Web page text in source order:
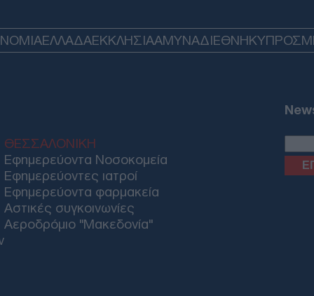
ΕΛΛΑΔΑΕΚΚΛΗΣΙΑΑΜΥΝΑΔΙΕΘΝΗΚΥΠΡΟΣ
ΘΕΣΣΑΛΟΝΙΚΗ
Εφημερεύοντα Νοσοκομεία
Εφημερεύοντες ιατροί
Εφημερεύοντα φαρμακεία
Αστικές συγκοινωνίες
Αεροδρόμιο "Μακεδονία"